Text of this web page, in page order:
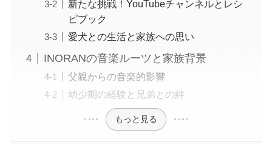
新たな挑戦！YouTubeチャンネルとレシ
ピブック
愛犬との生活と家族への思い
INORANの音楽ルーツと家族背景
父親からの音楽的影響
幼少期の経験と兄弟との絆
もっと見る